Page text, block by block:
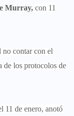
Murray, con 11
no contar con el
de los protocolos de
11 de enero, anotó